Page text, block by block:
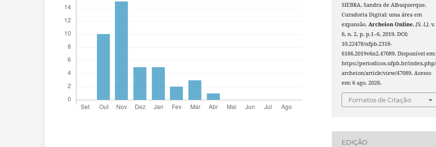
SIEBRA, Sandra de Albuquerque.
Curadoria Digital: uma área em
expansão.Archeion Online,[S. l.], v.
6, n. 2, p. p.1–6, 2019. DOI:
10.22478/ufpb.2318-
6186.2019v6n2.47089. Disponível em:
https://periodicos.ufpb.br/index.php/
archeion/article/view/47089. Acesso
em: 6 ago. 2026.
Fomatos de Citação
EDIÇÃO